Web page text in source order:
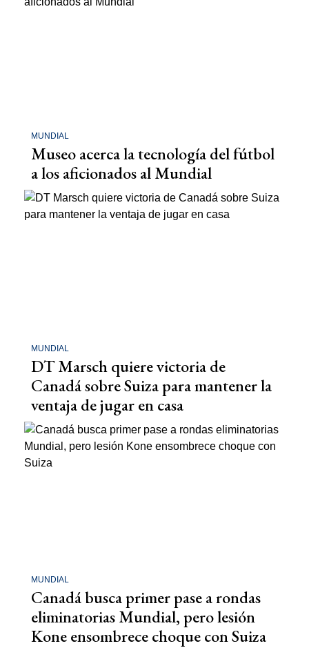
MUNDIAL
Museo acerca la tecnología del fútbol
a los aficionados al Mundial
MUNDIAL
DT Marsch quiere victoria de
Canadá sobre Suiza para mantener la
ventaja de jugar en casa
MUNDIAL
Canadá busca primer pase a rondas
eliminatorias Mundial, pero lesión
Kone ensombrece choque con Suiza